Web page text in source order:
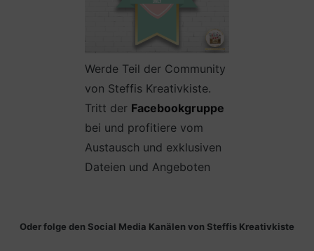
Werde Teil der Community
von Steffis Kreativkiste.
Tritt der Facebookgruppe
bei und profitiere vom
Austausch und exklusiven
Dateien und Angeboten
Oder folge den Social Media Kanälen von Steffis Kreativkiste